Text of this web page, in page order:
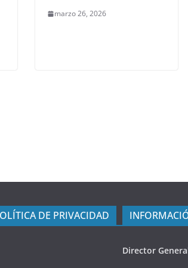
marzo 26, 2026
DE PRIVACIDAD
Director